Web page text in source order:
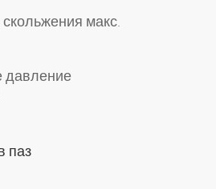
макс.
давление
паз